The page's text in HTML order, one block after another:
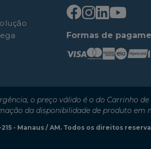
Formas de
o preço válido é o do Carrinho de
da disponibilidade de produto em
- Manaus / AM. Todos os direitos